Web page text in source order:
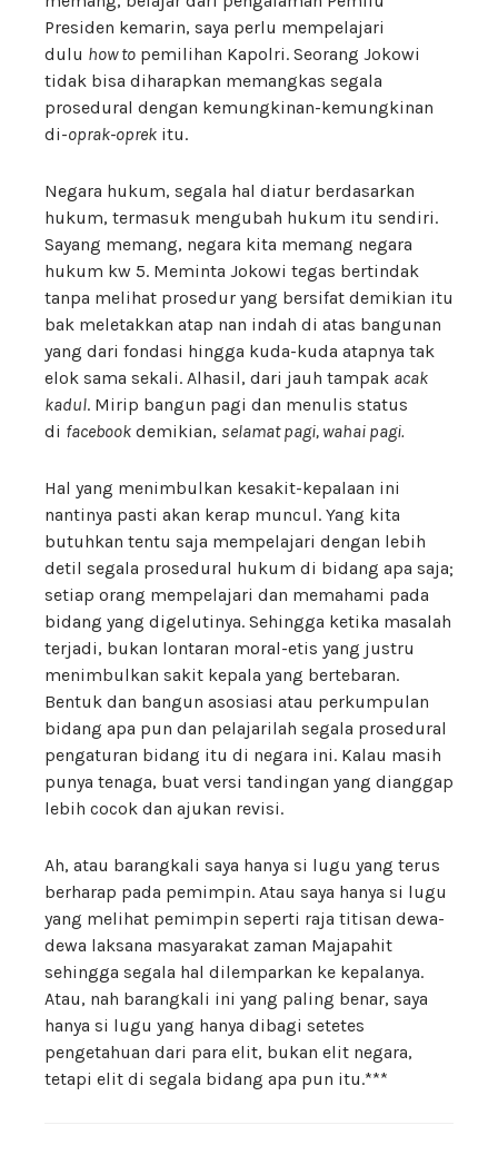
Presiden kemarin, saya perlu mempelajari
dulu how to pemilihan Kapolri. Seorang Jokowi
tidak bisa diharapkan memangkas segala
prosedural dengan kemungkinan-kemungkinan
di-oprak-oprek itu.
Negara hukum, segala hal diatur berdasarkan
hukum, termasuk mengubah hukum itu sendiri.
Sayang memang, negara kita memang negara
hukum kw 5. Meminta Jokowi tegas bertindak
tanpa melihat prosedur yang bersifat demikian itu
bak meletakkan atap nan indah di atas bangunan
yang dari fondasi hingga kuda-kuda atapnya tak
elok sama sekali. Alhasil, dari jauh tampak acak
kadul. Mirip bangun pagi dan menulis status
di facebook demikian, selamat pagi, wahai pagi.
Hal yang menimbulkan kesakit-kepalaan ini
nantinya pasti akan kerap muncul. Yang kita
butuhkan tentu saja mempelajari dengan lebih
detil segala prosedural hukum di bidang apa saja;
setiap orang mempelajari dan memahami pada
bidang yang digelutinya. Sehingga ketika masalah
terjadi, bukan lontaran moral-etis yang justru
menimbulkan sakit kepala yang bertebaran.
Bentuk dan bangun asosiasi atau perkumpulan
bidang apa pun dan pelajarilah segala prosedural
pengaturan bidang itu di negara ini. Kalau masih
punya tenaga, buat versi tandingan yang dianggap
lebih cocok dan ajukan revisi.
Ah, atau barangkali saya hanya si lugu yang terus
berharap pada pemimpin. Atau saya hanya si lugu
yang melihat pemimpin seperti raja titisan dewa-
dewa laksana masyarakat zaman Majapahit
sehingga segala hal dilemparkan ke kepalanya.
Atau, nah barangkali ini yang paling benar, saya
hanya si lugu yang hanya dibagi setetes
pengetahuan dari para elit, bukan elit negara,
tetapi elit di segala bidang apa pun itu.***